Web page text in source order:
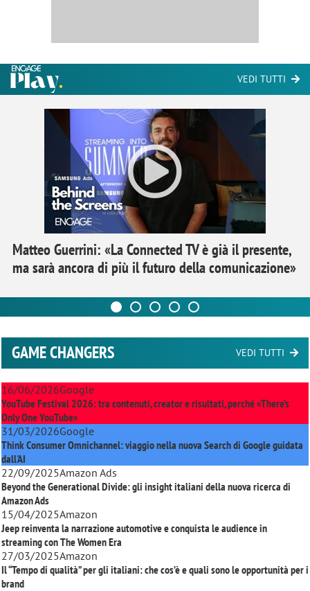
VEDI TUTTI
Matteo Guerrini: «La Connected TV è già il presente,
ma sarà ancora di più il futuro della comunicazione»
GAME CHANGERS VEDI TUTTI
16/06/2026Google
YouTube Festival 2026: tra contenuti, creator e risultati, perché «There’s
Only One YouTube»
31/03/2026Google
Think Consumer Omnichannel: viaggio nella nuova Search di Google guidata
dall'AI
22/09/2025Amazon Ads
Beyond the Generational Divide: gli insight italiani della nuova ricerca di
Amazon Ads
15/04/2025Amazon
Jeep reinventa la narrazione automotive e conquista le audience in
streaming conThe Women Era
27/03/2025Amazon
Il “Tempo di qualità” per gli italiani: che cos’è e quali sono le opportunità per i
brand